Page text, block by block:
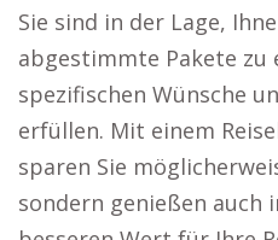
Sie sind in der Lage,
abgestimmte Pakete zu
spezifischen Wünsche
erfüllen. Mit einem
sparen Sie
sondern genießen auch